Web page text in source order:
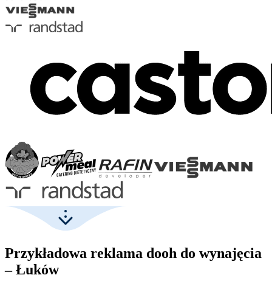
Przykładowa reklama dooh do wynajęcia
– Łuków